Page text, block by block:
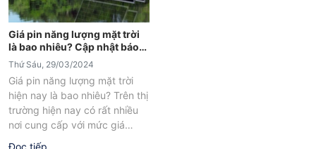
Giá pin năng lượng mặt trời
là bao nhiêu? Cập nhật báo
giá mới nhất
Thứ Sáu, 29/03/2024
Giá pin năng lượng mặt trời
hiện nay là bao nhiêu? Trên thị
trường hiện nay có rất nhiều
nơi cung cấp với mức giá
Đọc tiếp